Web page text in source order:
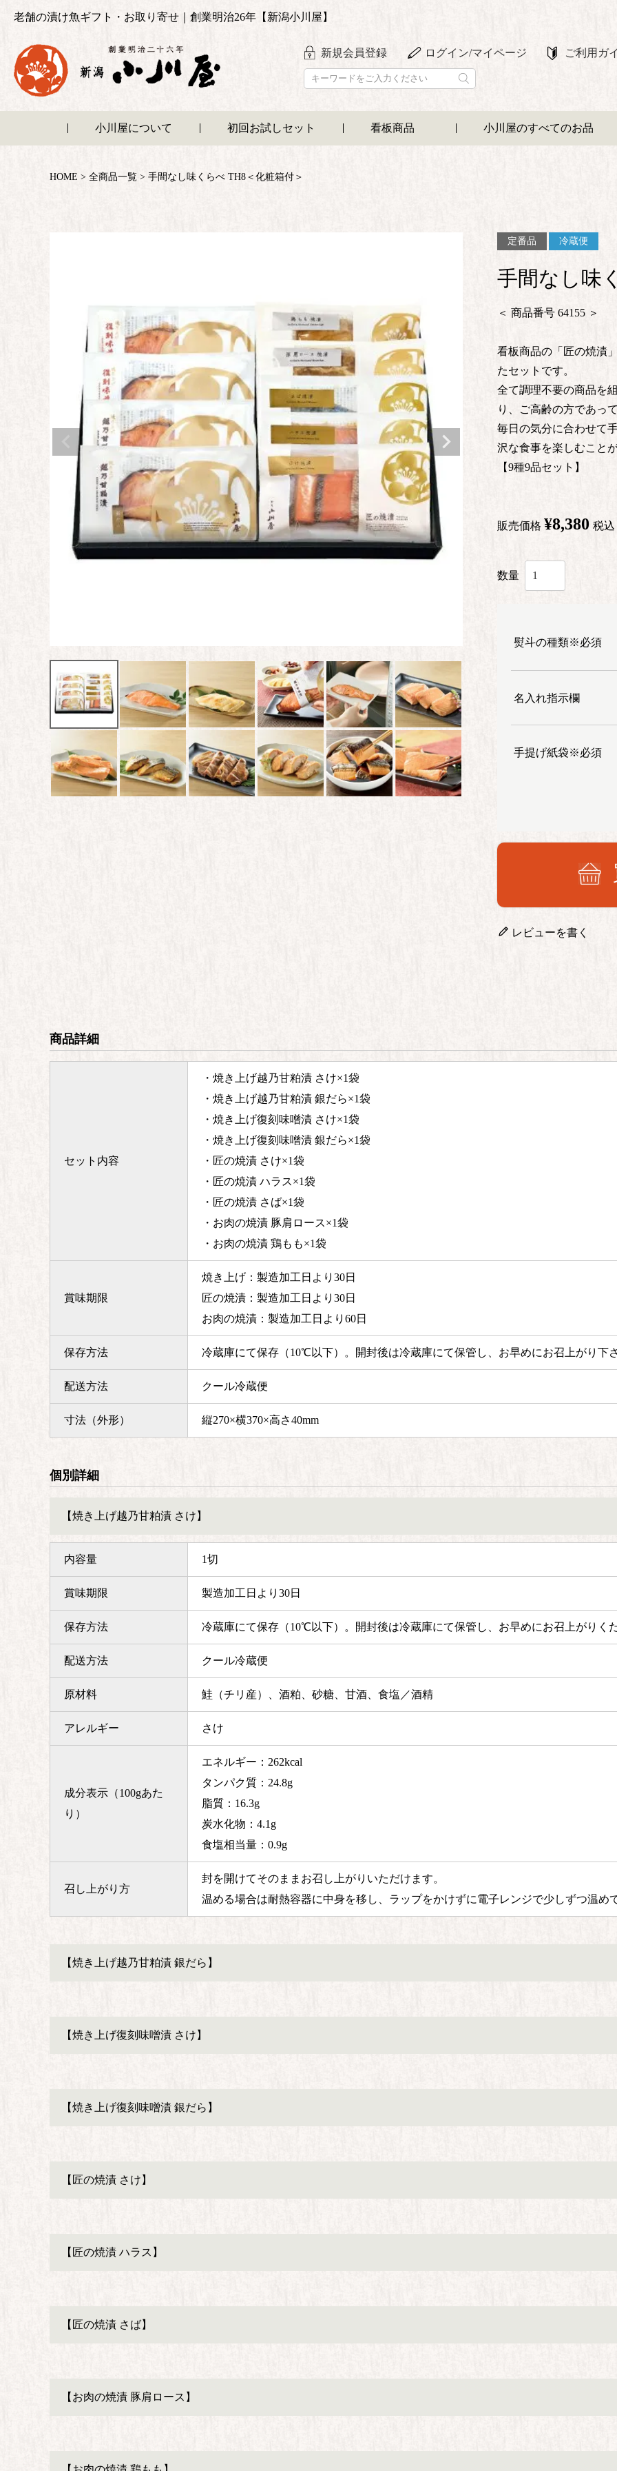
老舗の漬け魚ギフト・お取り寄せ｜創業明治26年【新潟小川屋】
新規会員登録 ログイン/マイページ ご利用ガ
小川屋について 初回お試しセット 看板商品 小川屋のすべてのお品
HOME 全商品一覧 手間なし味くらべ TH8＜化粧箱付＞
定番品 冷蔵便
手間なし味
商品番号 64155
看板商品の「匠の焼漬
たセットです。
全て調理不要の商品を
り、ご高齢の方であっ
毎日の気分に合わせて
沢な食事を楽しむこと
【9種9品セット】
販売価格 ¥8,380 税込
熨斗の種類※必須
名入れ指示欄
手提げ紙袋※必須
レビューを書く
商品詳細
セット内容
・焼き上げ越乃甘粕漬 さけ×1袋
・焼き上げ越乃甘粕漬 銀だら×1袋
・焼き上げ復刻味噌漬 さけ×1袋
・焼き上げ復刻味噌漬 銀だら×1袋
・匠の焼漬 さけ×1袋
・匠の焼漬 ハラス×1袋
・匠の焼漬 さば×1袋
・お肉の焼漬 豚肩ロース×1袋
・お肉の焼漬 鶏もも×1袋
賞味期限
焼き上げ：製造加工日より30日
匠の焼漬：製造加工日より30日
お肉の焼漬：製造加工日より60日
保存方法 冷蔵庫にて保存（10℃以下）。 開封後は冷蔵庫にて保管し、お早めにお召上がり下
配送方法 クール冷蔵便
寸法（外形） 縦270×横370×高さ40mm
個別詳細
【焼き上げ越乃甘粕漬 さけ】
内容量 1切
賞味期限 製造加工日より30日
保存方法 冷蔵庫にて保存（10℃以下）。 開封後は冷蔵庫にて保管し、お早めにお召上がりく
配送方法 クール冷蔵便
原材料 鮭（チリ産）、酒粕、砂糖、甘酒、食塩／酒精
アレルギー さけ
成分表示（100gあた
り）
エネルギー：262kcal
タンパク質：24.8g
脂質：16.3g
炭水化物：4.1g
食塩相当量：0.9g
召し上がり方
封を開けてそのままお召し上がりいただけます。
温める場合は耐熱容器に中身を移し、ラップをかけずに電子レンジで少しずつ温め
【焼き上げ越乃甘粕漬 銀だら】
【焼き上げ復刻味噌漬 さけ】
【焼き上げ復刻味噌漬 銀だら】
【匠の焼漬 さけ】
【匠の焼漬 ハラス】
【匠の焼漬 さば】
【お肉の焼漬 豚肩ロース】